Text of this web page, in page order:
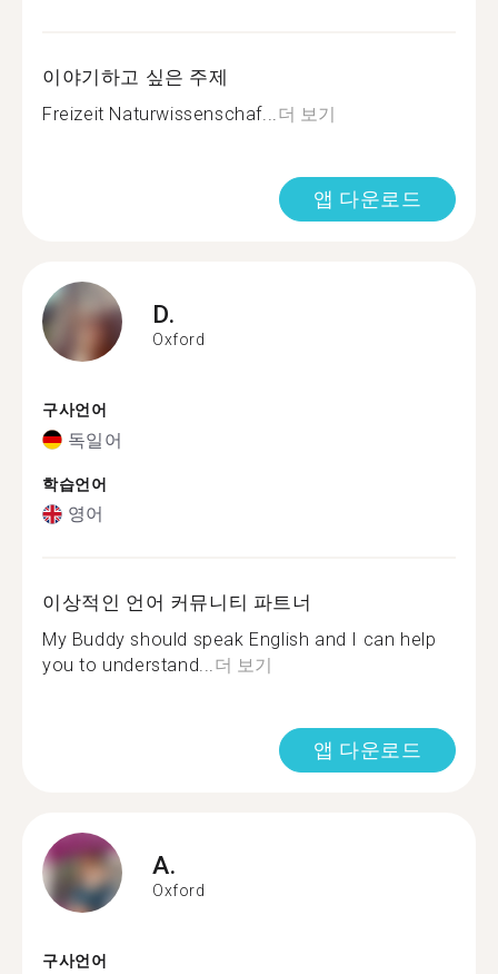
이야기하고 싶은 주제
Freizeit Naturwissenschaf...더 보기
앱 다운로드
D.
Oxford
구사언어
독일어
학습언어
영어
이상적인 언어 커뮤니티 파트너
My Buddy should speak English and I can help
you to understand...더 보기
앱 다운로드
A.
Oxford
구사언어